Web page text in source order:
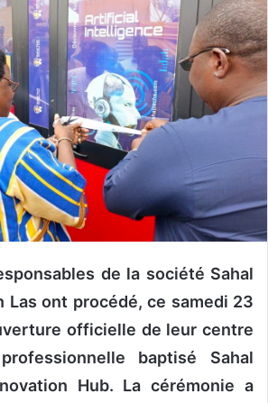
de la société Sahal
Las ont procédé, ce samedi 23
officielle de leur centre
baptisé Sahal
Hub. La cérémonie a